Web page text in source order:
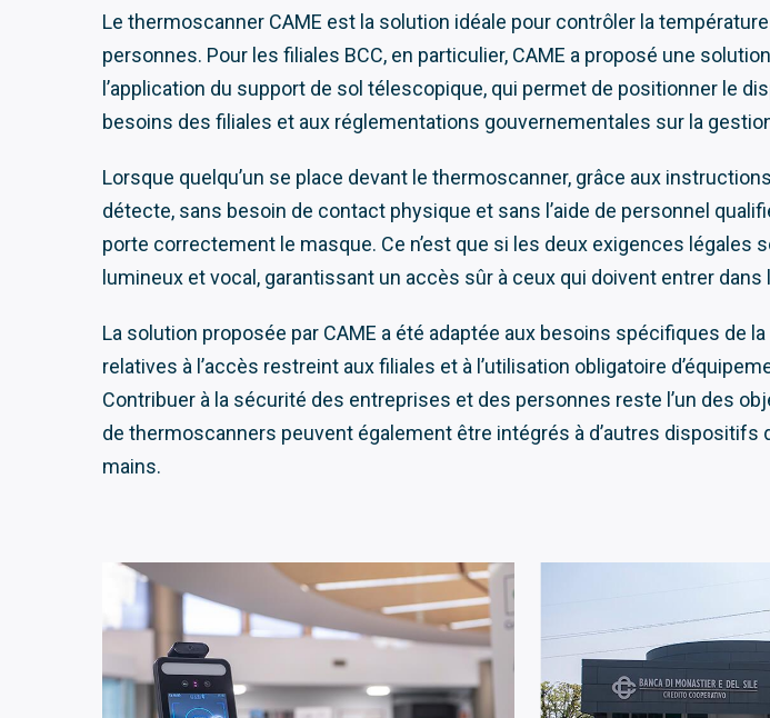
Le thermoscanner CAME est la solution idéale pour contrôler la
personnes. Pour les filiales BCC, en particulier, CAME a proposé une
l’application du support de sol télescopique, qui permet de positionner le
besoins des filiales et aux réglementations gouvernementales sur la
Lorsque quelqu’un se place devant le thermoscanner, grâce aux
détecte, sans besoin de contact physique et sans l’aide de personnel
porte correctement le masque. Ce n’est que si les deux exigences légales
lumineux et vocal, garantissant un accès sûr à ceux qui doivent entrer
La solution proposée par CAME a été adaptée aux besoins spécifiques de
relatives à l’accès restreint aux filiales et à l’utilisation obligatoire
Contribuer à la sécurité des entreprises et des personnes reste l’un des
de thermoscanners peuvent également être intégrés à d’autres
mains.